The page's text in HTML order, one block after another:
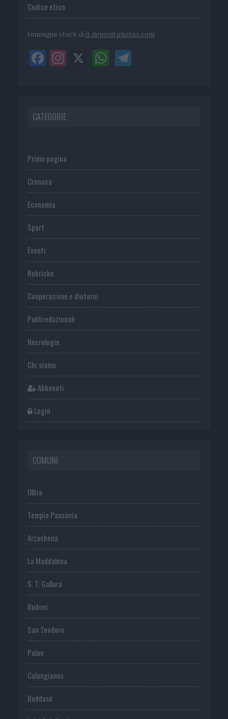
Codice etico
Immagini stock di it.depositphotos.com
CATEGORIE
Prima pagina
Cronaca
Economia
Sport
Eventi
Rubriche
Cooperazione e dintorni
Publiredazionali
Necrologie
Chi siamo
Abbonati
Login
COMUNI
Olbia
Tempio Pausania
Arzachena
La Maddalena
S. T. Gallura
Budoni
San Teodoro
Palau
Calangianus
Buddusò